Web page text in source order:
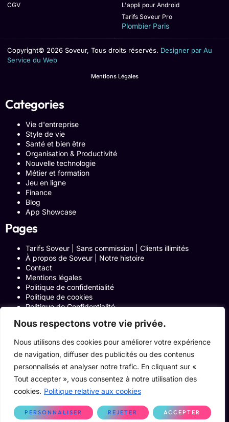
Nous respectons votre vie privée.
Nous utilisons des cookies pour améliorer votre expérience
de navigation, diffuser des publicités ou des contenus
personnalisés et analyser notre trafic. En cliquant sur «
Tout accepter », vous consentez à notre utilisation des
cookies. Politique relative aux cookies
PERSONNALISER REJETER ACCEPTER
CGV
L'appli pour Android
Tarifs Soveur Pro
Plombier Paris
Copyright© 2026 Soveur, Tous droits réservés. Designer par Au
Service du Web
Mentions Légales
Categories
Vie d'entreprise
Style de vie
Santé et bien être
Organisation & Productivité
Nouvelle technologie
Métier et formation
Jeu en ligne
Finance
Blog
App Showcase
Pages
Tarifs Soveur | Sans commission | Clients illimités
À propos de Soveur | Notre histoire
Contact
Mentions légales
Politique de confidentialité
Politique de cookies
Politique de Confidentialité
Blog
Programme Affiliation
Conditions générales d’utilisation
ACCUEIL
Onglets Zone Affilié
Le Blog
Devenir pro